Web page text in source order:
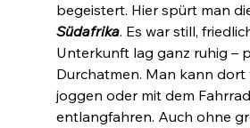
begeistert. Hier spürt man
Südafrika. Es war still,
Unterkunft lag ganz ruhig –
Durchatmen. Man kann
joggen oder mit dem
entlangfahren. Auch ohne